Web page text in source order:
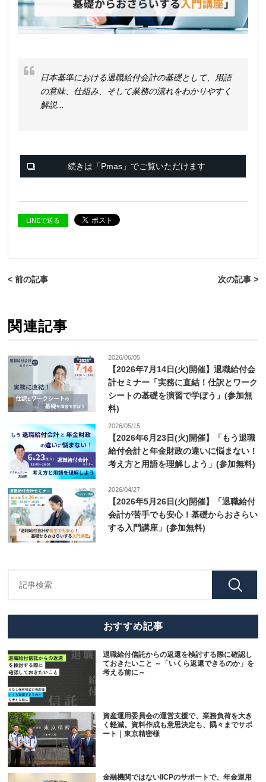
日本基準における退職給付会計の基礎として、用語
の意味、仕組み、そして業務の流れをわかりやすく
解説...
続きは「Pmas」でご覧いただけます
LINEで送る
< 前の記事 次の記事 >
関連記事
2026/06/05
【2026年7月14日(火)開催】退職給付会
計セミナー「実務に直結！仕訳とワーク
シートの基礎を演習で学ぼう」(参加無
料)
2026/05/15
【2026年6月23日(火)開催】「もう退職
給付会計と年金財政の違いに悩まない！
考え方と用語を理解しよう」(参加無料)
2026/04/27
【2026年5月26日(火)開催】「退職給付
会計が苦手でも安心！基礎からおさらい
する入門講座」(参加無料)
おすすめ記事
退職給付信託からの返還を検討する際に確認し
ておきたいこと ～「いくら返還できるのか」を
考える前に～
資産運用委員会の運営支援で、業務負荷を大き
く軽減。資料作成も意思決定も、隅々までサポ
ート｜東京精密様
金融機関ではないIICPのサポートで、年金運用